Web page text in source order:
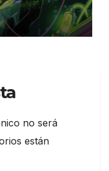
no será
están